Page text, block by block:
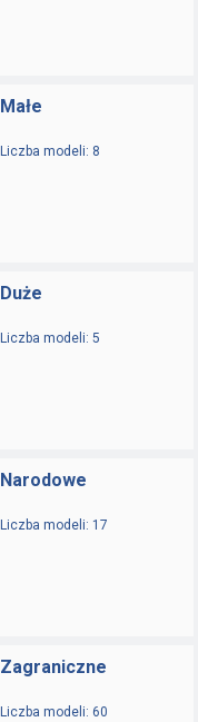
Małe
Liczba modeli: 8
Duże
Liczba modeli: 5
Narodowe
Liczba modeli: 17
Zagraniczne
Liczba modeli: 60